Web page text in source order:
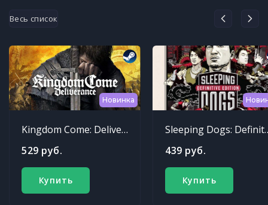
Весь список
Новинка
Kingdom Come: Deliverance
529 руб.
Купить
Sleeping
439 руб.
Купить